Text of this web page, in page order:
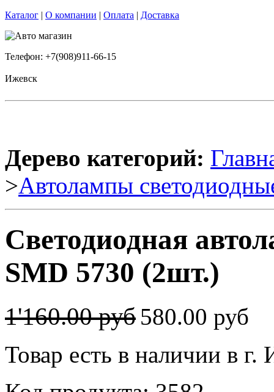
Каталог | О компании | Оплата | Доставка
Телефон: +7(908)911-66-15
Ижевск
Дерево категорий:
>Автолампы
Светодиодная
SMD 5730 (2шт.)
1'160.00 руб 580.00 руб
Товар есть в наличии в г.